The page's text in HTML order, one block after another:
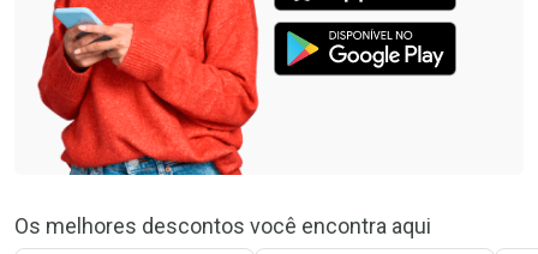
Os melhores descontos você encontra aqui